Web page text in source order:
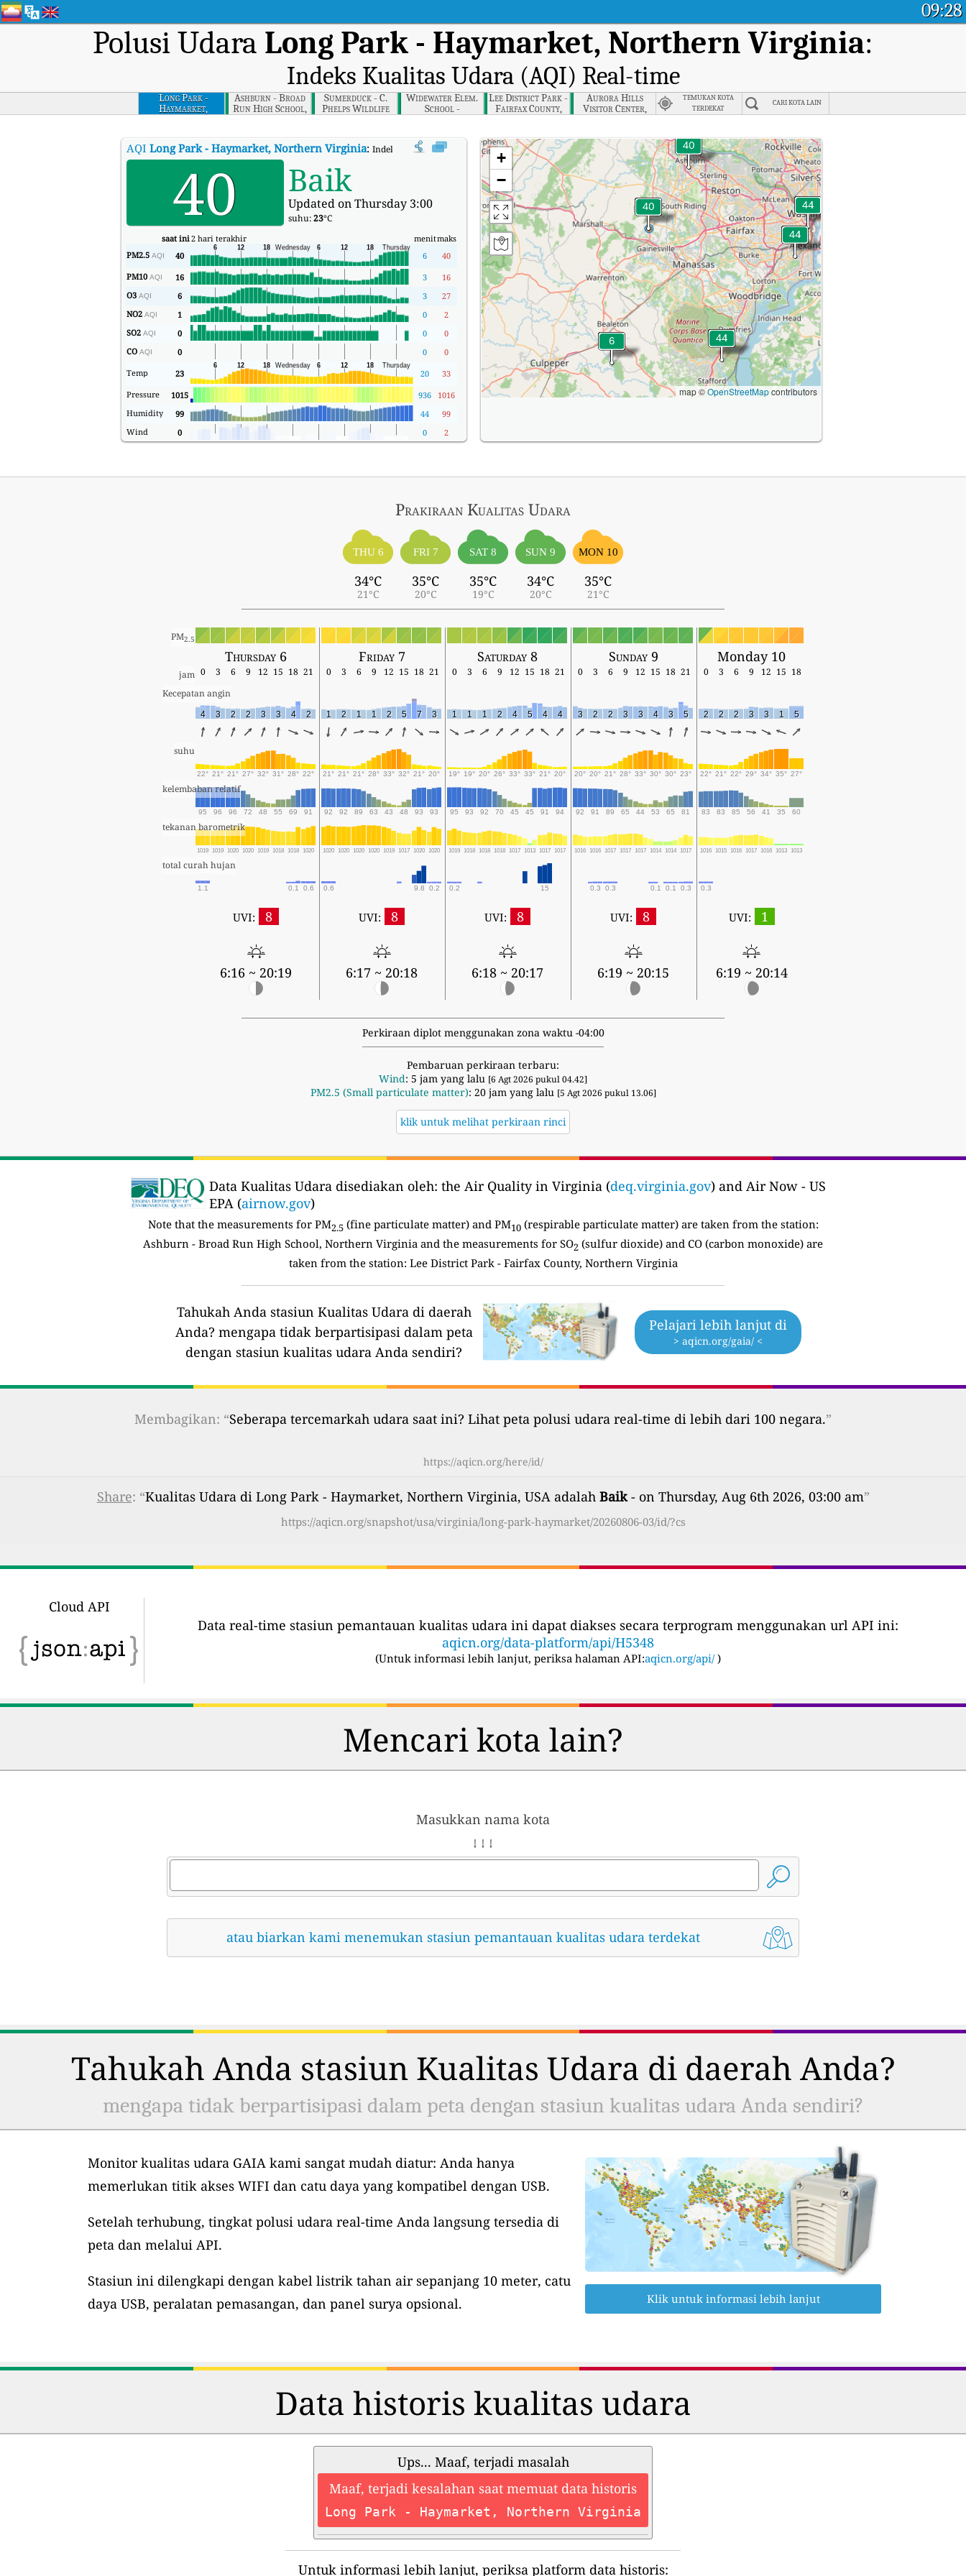
09:28
Polusi Udara Long Park - Haymarket, Northern Virginia:
Indeks Kualitas Udara (AQI) Real-time
Long Park -
Haymarket,
Northern Virginia
Ashburn - Broad
Run High School,
Northern Virginia
Sumerduck - C.
Phelps Wildlife
Mgmt Area,
Widewater Elem.
School -
Widewater,
Lee District Park -
Fairfax County,
Northern Virginia
Aurora Hills
Visitor Center,
Northern Virginia
TEMUKAN KOTA
TERDEKAT
CARI KOTA LAIN
AQI Long Park - Haymarket, Northern Virginia: Indeks Kualitas Udara (AQI) Real-time Long Park - Haymarket, Northern Virginia.
40 Baik
Updated on Thursday 3:00
suhu:23°C
saat ini2 hari terakhir menitmaks
PM2.5 AQI 40 6
40
PM10 AQI 16 3
16
O3 AQI 6 3
27
NO2 AQI 1 0
2
SO2 AQI 0 0
0
CO AQI 0 0
0
Temp
23 20
33
Pressure
1015 936
1016
Humidity
99 44
99
Wind
0 0 2
+
−
map ©OpenStreetMapcontributors
Prakiraan Kualitas Udara
THU 6
34°C
21°C
FRI 7
35°C
20°C
SAT 8
35°C
19°C
SUN 9
34°C
20°C
MON 10
35°C
21°C
PM2.5
Thursday 6 Friday 7 Saturday 8 Sunday 9 Monday 10
jam 0 3 6 9 12 15 18 21 0 3 6 9 12 15 18 21 0 3 6 9 12 15 18 21 0 3 6 9 12 15 18 21 0 3 6 9 12 15 18
Kecepatan angin
4 3 2 2 3 3 4 2 1 2 1 1 2 5 7 3 1 1 1 2 4 5 4 4 3 2 2 3 3 4 3 5 2 2 2 3 3 1 5
suhu
22° 21° 21° 27° 32° 31° 28° 22° 21° 21° 21° 28° 33° 32° 21° 20° 19° 19° 20° 26° 33° 33° 21° 20° 20° 20° 21° 28° 33° 30° 30° 23° 22° 21° 22° 29° 34° 35° 27°
kelembaban relatif
95 96 96 72 48 55 69 91 92 92 89 63 43 48 93 93 95 93 92 70 45 45 91 94 92 91 89 65 44 53 65 81 83 83 85 56 41 35 60
tekanan barometrik
1019 1019 1020 1020 1019 1018 1018 1020 1020 1020 1020 1020 1019 1017 1020 1020 1019 1018 1018 1018 1017 1013 1017 1017 1016 1016 1017 1017 1017 1014 1014 1017 1016 1015 1016 1017 1016 1013 1013
total curah hujan
1.1 0.1 0.6 0.6 9.8 0.2 0.2 15 0.3 0.3 0.1 0.1 0.3 0.3
UVI: 8
6:16 ~ 20:19
UVI: 8
6:17 ~ 20:18
UVI: 8
6:18 ~ 20:17
UVI: 8
6:19 ~ 20:15
UVI: 1
6:19 ~ 20:14
Perkiraan diplot menggunakan zona waktu -04:00
Pembaruan perkiraan terbaru:
Wind: 5 jam yang lalu [6 Agt 2026 pukul 04.42]
PM2.5 (Small particulate matter): 20 jam yang lalu [5 Agt 2026 pukul 13.06]
klik untuk melihat perkiraan rinci
Data Kualitas Udara disediakan oleh: the Air Quality in Virginia (deq.virginia.gov) and Air Now - US
EPA (airnow.gov)
Note that the measurements for PM2.5 (fine particulate matter) and PM10(respirable particulate matter) are taken from the station:
Ashburn - Broad Run High School, Northern Virginia and the measurements for SO2 (sulfur dioxide) and CO (carbon monoxide) are
taken from the station: Lee District Park - Fairfax County, Northern Virginia
Tahukah Anda stasiun Kualitas Udara di daerah
Anda? mengapa tidak berpartisipasi dalam peta
dengan stasiun kualitas udara Anda sendiri?
Pelajari lebih lanjut di
> aqicn.org/gaia/ <
Membagikan: “Seberapa tercemarkah udara saat ini? Lihat peta polusi udara real-time di lebih dari 100 negara.”
https://aqicn.org/here/id/
Share: “Kualitas Udara di Long Park - Haymarket, Northern Virginia, USA adalah Baik- on Thursday, Aug 6th 2026, 03:00 am”
https://aqicn.org/snapshot/usa/virginia/long-park-haymarket/20260806-03/id/?cs
Cloud API
Data real-time stasiun pemantauan kualitas udara ini dapat diakses secara terprogram menggunakan url API ini:
aqicn.org/data-platform/api/H5348
(Untuk informasi lebih lanjut, periksa halaman API:aqicn.org/api/ )
Mencari kota lain?
Masukkan nama kota
↓ ↓ ↓
atau biarkan kami menemukan stasiun pemantauan kualitas udara terdekat
Tahukah Anda stasiun Kualitas Udara di daerah Anda?
mengapa tidak berpartisipasi dalam peta dengan stasiun kualitas udara Anda sendiri?
Monitor kualitas udara GAIA kami sangat mudah diatur: Anda hanya
memerlukan titik akses WIFI dan catu daya yang kompatibel dengan USB.
Setelah terhubung, tingkat polusi udara real-time Anda langsung tersedia di
peta dan melalui API.
Stasiun ini dilengkapi dengan kabel listrik tahan air sepanjang 10 meter, catu
daya USB, peralatan pemasangan, dan panel surya opsional.
Klik untuk informasi lebih lanjut
Data historis kualitas udara
Ups... Maaf, terjadi masalah
Maaf, terjadi kesalahan saat memuat data historis
Long Park - Haymarket, Northern Virginia
Untuk informasi lebih lanjut, periksa platform data historis: